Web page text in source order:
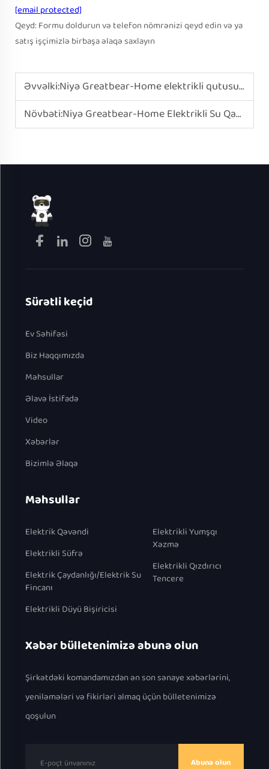
[email protected]
Qeyd: Formu doldurun və telefon nömrənizi qeyd edin və ya
satış işçimizlə birbaşa əlaqə saxlayın
Əvvəlki:Niyə Greatbear-Home elektrikli qutusu tələbələr arasında populyardır?
Növbəti:Niyə Greatbear-Home Elektrikli Su Qaynatma Çaydanı Evdə əsas lazımlı addır?
Sürətli keçid
Ev Səhifəsi
Biz Haqqımızda
Məhsullar
Əlavə İstifadə
Video
Xəbərlər
Bizimlə Əlaqə
Məhsullar
Elektrik Qəvəndi
Elektrikli Süfrə
Elektrik Çaydanlığı/Elektrik Su
Fincanı
Elektrikli Düyü Bişiricisi
Elektrikli Yumşqı
Xəzmə
Elektrikli Qızdırıcı
Tencere
Xəbər bülletenimizə abunə olun
Şirkətdəki komandamızdan ən son sənaye xəbərlərini,
yeniləmələri və fikirləri almaq üçün bülletenimizə
qoşulun
Abunə olun